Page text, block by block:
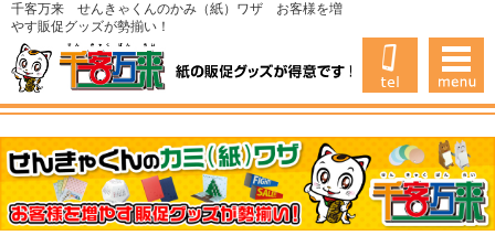
千客万来 せんきゃくんのかみ（紙）ワザ お客様を増
やす販促グッズが勢揃い！